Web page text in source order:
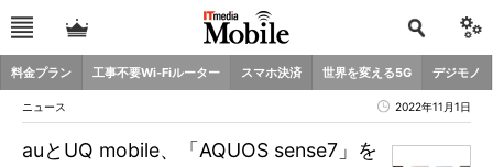
料金プラン 工事不要Wi-Fiルーター スマホ決済 世界を変える5G デジモノ
ニュース 2022年11月1日
auとUQ mobile、「AQUOS sense7」を